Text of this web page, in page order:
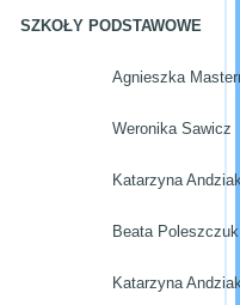
SZKOŁY PODSTAWOWE
Agnieszka
Weronika Sawicz
Katarzyna
Beata Poleszczuk
Katarzyna